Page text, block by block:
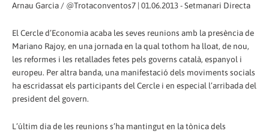
Arnau Garcia / @Trotaconventos7 | 01.06.2013 - Setmanari Directa
El Cercle d’Economia acaba les seves reunions amb la presència de
Mariano Rajoy, en una jornada en la qual tothom ha lloat, de nou,
les reformes i les retallades fetes pels governs català, espanyol i
europeu. Per altra banda, una manifestació dels moviments socials
ha escridassat els participants del Cercle i en especial l’arribada del
president del govern.
L’últim dia de les reunions s’ha mantingut en la tònica dels